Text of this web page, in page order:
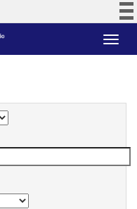
Serviços